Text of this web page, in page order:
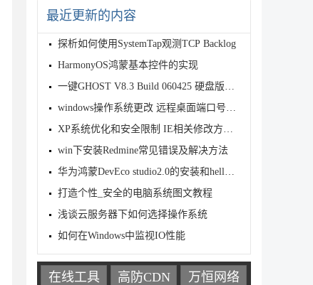
最近更新的内容
探析如何使用SystemTap观测TCP Backlog
HarmonyOS鸿蒙基本控件的实现
一键GHOST V8.3 Build 060425 硬盘版一键ghost使用
windows操作系统更改 远程桌面端口号的方法
XP系统优化和安全限制 IE相关修改方法与注册表文件
win下安装Redmine常见错误及解决方法
华为鸿蒙DevEco studio2.0的安装和hello world运行教
打造个性_安全的电脑系统图文教程
浅谈云服务器下如何选择操作系统
如何在Windows中监视IO性能
在线工具 高防CDN 万恒网络